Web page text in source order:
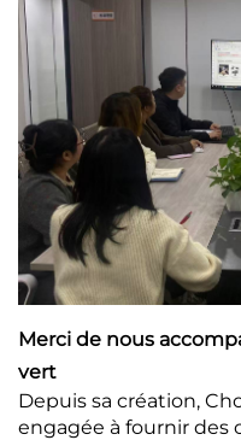
Merci de nous
vert
Depuis sa création,
engagée à fournir des